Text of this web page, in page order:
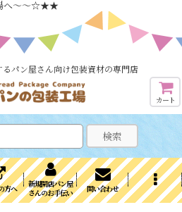
へ～～☆★★
パン屋さん向け包装資材の専門店
カート
検索
方へ
新規開店パン屋
さんのお手伝い
問い合わせ